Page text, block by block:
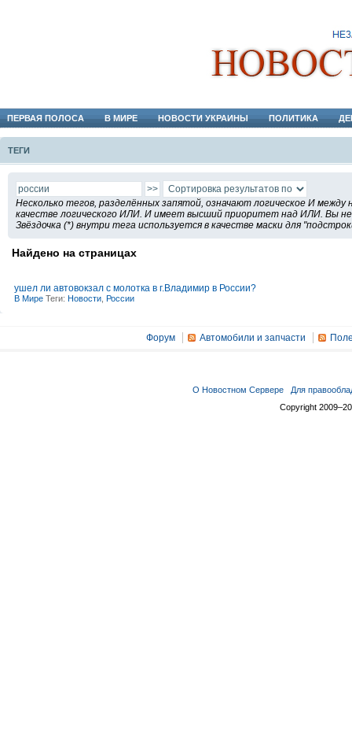
ПЕРВАЯ ПОЛОСА В МИРЕ НОВОСТИ УКРАИНЫ ПОЛИТИКА
ТЕГИ
Несколько тегов, разделённых запятой, означают логическое И
качестве логического ИЛИ. И имеет высший приоритет над ИЛИ. Вы не
Звёздочка (*) внутри тега используется в качестве маски для
Найдено на страницах
ушел ли автовокзал с молотка в г.Владимир в России?
В Мире Теги: Новости России
Форум Автомобили и запчасти
О Новостном Сервере
Для
Copyright